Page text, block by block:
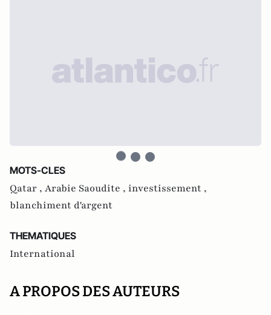
MOTS-CLES
Qatar , Arabie Saoudite , investissement ,
blanchiment d'argent
THEMATIQUES
International
A PROPOS DES AUTEURS